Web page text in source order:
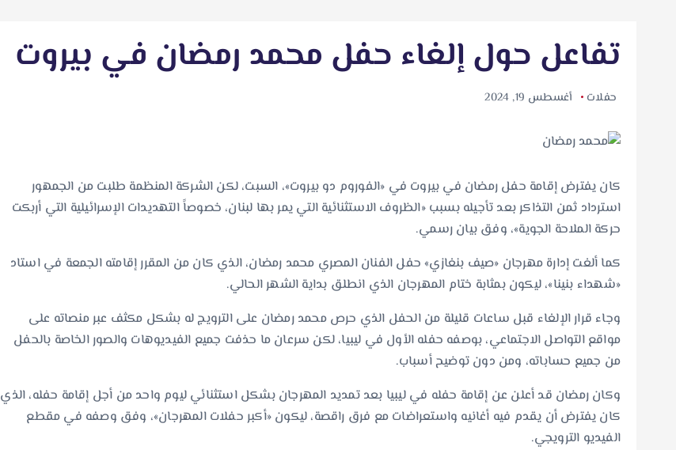
تفاعل حول إلغاء حفل محمد رمضان في بيروت
حفلات أغسطس 19, 2024
كان يفترض إقامة حفل رمضان في بيروت في «الفوروم دو بيروت»، السبت، لكن الشركة المنظمة طلبت من الجمهور
استرداد ثمن التذاكر بعد تأجيله بسبب «الظروف الاستثنائية التي يمر بها لبنان، خصوصاً التهديدات الإسرائيلية التي أربكت
حركة الملاحة الجوية»، وفق بيان رسمي.
كما ألغت إدارة مهرجان «صيف بنغازي» حفل الفنان المصري محمد رمضان، الذي كان من المقرر إقامته الجمعة في استاد
«شهداء بنينا»، ليكون بمثابة ختام المهرجان الذي انطلق بداية الشهر الحالي.
وجاء قرار الإلغاء قبل ساعات قليلة من الحفل الذي حرص محمد رمضان على الترويج له بشكل مكثف عبر منصاته على
مواقع التواصل الاجتماعي، بوصفه حفله الأول في ليبيا، لكن سرعان ما حذفت جميع الفيديوهات والصور الخاصة بالحفل
من جميع حساباته، ومن دون توضيح أسباب.
وكان رمضان قد أعلن عن إقامة حفله في ليبيا بعد تمديد المهرجان بشكل استثنائي ليوم واحد من أجل إقامة حفله، الذي
كان يفترض أن يقدم فيه أغانيه واستعراضات مع فرق راقصة، ليكون «أكبر حفلات المهرجان»، وفق وصفه في مقطع
الفيديو الترويجي.